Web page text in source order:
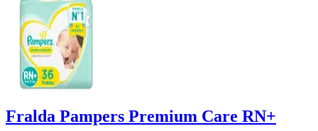
Fralda Pampers Premium Care RN+